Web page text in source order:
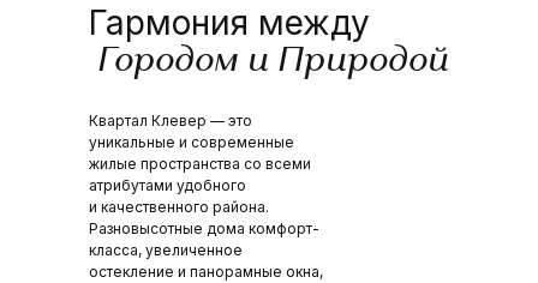
Гармония между
Городом и Природой
Квартал Клевер — это
уникальные и современные
жилые пространства со всеми
атрибутами удобного
и качественного района.
Разновысотные дома комфорт-
класса, увеличенное
остекление и панорамные окна,